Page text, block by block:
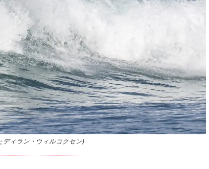
ディラン・ウィルコクセン)